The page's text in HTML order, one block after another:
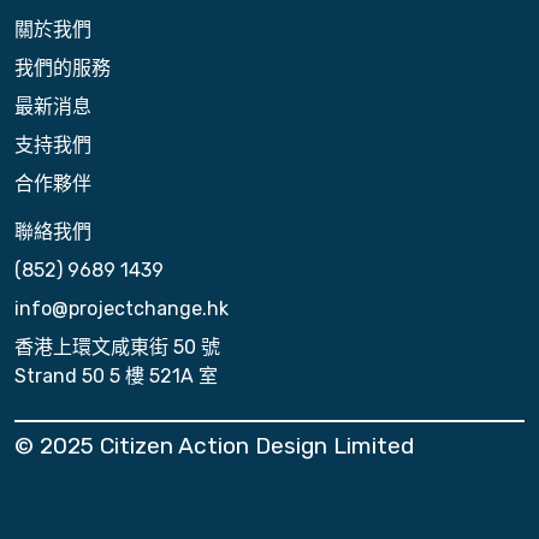
關於我們
我們的服務
最新消息
支持我們
合作夥伴
聯絡我們
(852) 9689 1439
info@projectchange.hk
香港上環文咸東街 50 號
Strand 50 5 樓 521A 室
© 2025 Citizen Action Design Limited